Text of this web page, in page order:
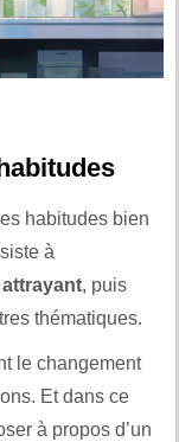
habitudes bien
à
, puis
thématiques.
le changement
Et dans ce
à propos d’un